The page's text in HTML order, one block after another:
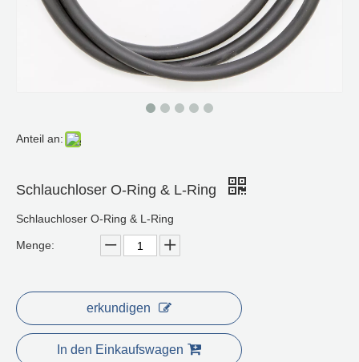
Anteil an:
Schlauchloser O-Ring & L-Ring
Schlauchloser O-Ring & L-Ring
Menge:
erkundigen
In den Einkaufswagen